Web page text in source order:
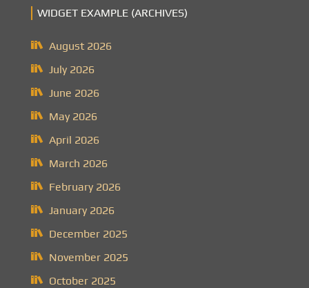
WIDGET EXAMPLE (ARCHIVES)
August 2026
July 2026
June 2026
May 2026
April 2026
March 2026
February 2026
January 2026
December 2025
November 2025
October 2025